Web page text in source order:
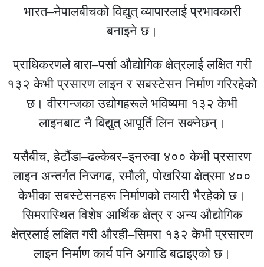
भारत–नेपालबीचको विद्युत् व्यापारलाई प्रभावकारी
बनाइने छ।
प्राधिकरणले बारा–पर्सा औद्योगिक क्षेत्रलाई लक्षित गरी
१३२ केभी प्रसारण लाइन र सबस्टेसन निर्माण गरिरहेको
छ। वीरगन्जका उद्योगहरूले भविष्यमा १३२ केभी
लाइनबाट नै विद्युत् आपूर्ति लिन सक्नेछन्।
यसैबीच, हेटौंडा–ढल्केबर–इनरुवा ४०० केभी प्रसारण
लाइन अन्तर्गत निजगढ, रमौली, पोखरिया क्षेत्रमा ४००
केभीका सबस्टेसनहरू निर्माणको तयारी भैरहेको छ।
सिमरास्थित विशेष आर्थिक क्षेत्र र अन्य औद्योगिक
क्षेत्रलाई लक्षित गरी औरही–सिमरा १३२ केभी प्रसारण
लाइन निर्माण कार्य पनि अगाडि बढाइएको छ।